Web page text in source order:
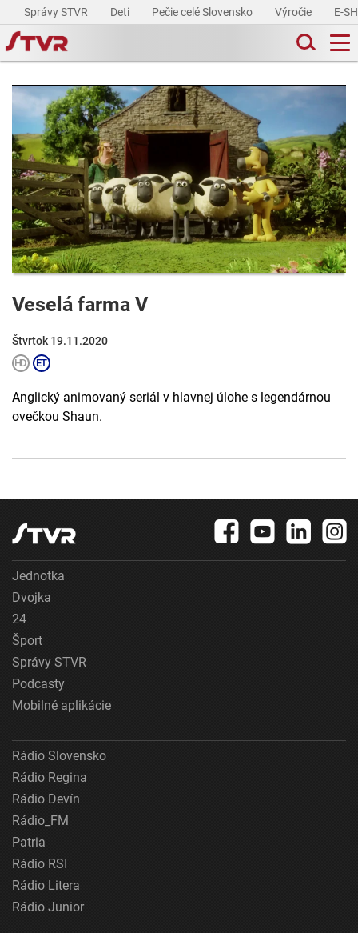
Správy STVR Deti Pečie celé Slovensko Výročie E-
Veselá farma V
Štvrtok 19.11.2020
Anglický animovaný seriál v hlavnej úlohe s legendárnou
ovečkou Shaun.
Jednotka
Dvojka
24
Šport
Správy STVR
Podcasty
Mobilné aplikácie
Rádio Slovensko
Rádio Regina
Rádio Devín
Rádio_FM
Patria
Rádio RSI
Rádio Litera
Rádio Junior